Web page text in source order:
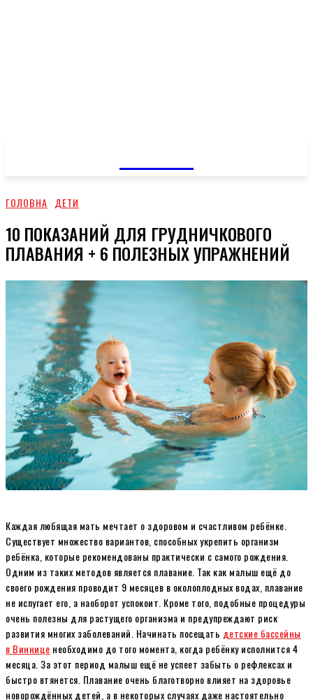
ГОЛОВНА ДЕТИ
10 ПОКАЗАНИЙ ДЛЯ ГРУДНИЧКОВОГО
ПЛАВАНИЯ + 6 ПОЛЕЗНЫХ УПРАЖНЕНИЙ
Каждая любящая мать мечтает о здоровом и счастливом ребёнке.
Существует множество вариантов, способных укрепить организм
ребёнка, которые рекомендованы практически с самого рождения.
Одним из таких методов является плавание. Так как малыш ещё до
своего рождения проводит 9 месяцев в околоплодных водах, плавание
не испугает его, а наоборот успокоит. Кроме того, подобные процедуры
очень полезны для растущего организма и предупреждают риск
развития многих заболеваний. Начинать посещать детские бассейны
в Виннице необходимо до того момента, когда ребёнку исполнится 4
месяца. За этот период малыш ещё не успеет забыть о рефлексах и
быстро втянется. Плавание очень благотворно влияет на здоровье
новорождённых детей, а в некоторых случаях даже настоятельно